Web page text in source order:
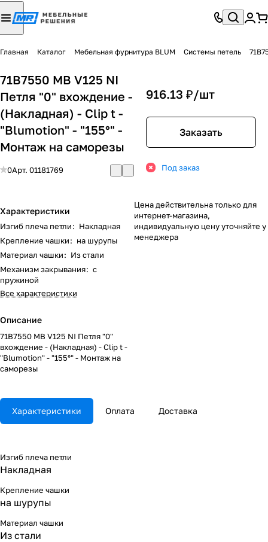
Главная Каталог Мебельная фурнитура BLUM Системы петель
71B7550 MB V125 NI
Петля "0" вхождение -
(Накладная) - Clip t -
"Blumotion" - "155°" -
Монтаж на саморезы
0Арт. 01181769
Характеристики
Изгиб плеча петли: Накладная
Крепление чашки: на шурупы
Материал чашки: Из стали
Механизм закрывания: с
пружиной
Все характеристики
Описание
71B7550 MB V125 NI Петля "0"
вхождение - (Накладная) - Clip t -
"Blumotion" - "155°" - Монтаж на
саморезы
916.13 ₽/шт
Заказать
Под заказ
Цена действительна только для
интернет-магазина,
индивидуальную цену уточняйте у
менеджера
Характеристики Оплата Доставка
Изгиб плеча петли
Накладная
Крепление чашки
на шурупы
Материал чашки
Из стали